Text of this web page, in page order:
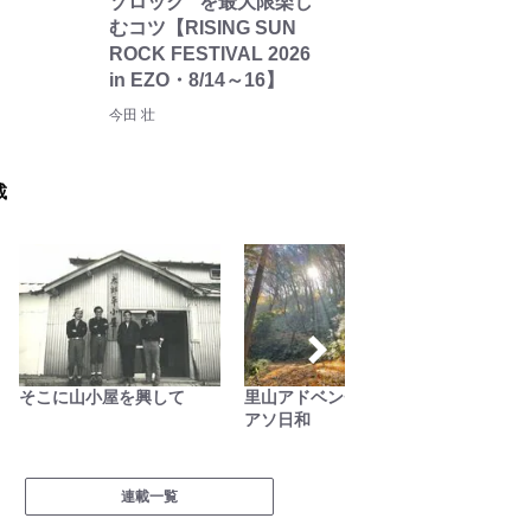
むコツ【RISING SUN
ROCK FESTIVAL 2026
in EZO・8/14～16】
今田 壮
そこに山小屋を興して
里山アドベンチャー！ソト
アソ日和
連載一覧